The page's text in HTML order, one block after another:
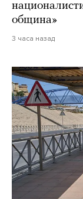
община»
3 часа назад